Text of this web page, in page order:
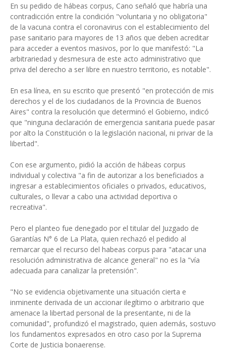
En su pedido de hábeas corpus, Cano señaló que habría una
contradicción entre la condición "voluntaria y no obligatoria"
de la vacuna contra el coronavirus con el establecimiento del
pase sanitario para mayores de 13 años que deben acreditar
para acceder a eventos masivos, por lo que manifestó: "La
arbitrariedad y desmesura de este acto administrativo que
priva del derecho a ser libre en nuestro territorio, es notable".
En esa línea, en su escrito que presentó "en protección de mis
derechos y el de los ciudadanos de la Provincia de Buenos
Aires" contra la resolución que determinó el Gobierno, indicó
que "ninguna declaración de emergencia sanitaria puede pasar
por alto la Constitución o la legislación nacional, ni privar de la
libertad".
Con ese argumento, pidió la acción de hábeas corpus
individual y colectiva "a fin de autorizar a los beneficiados a
ingresar a establecimientos oficiales o privados, educativos,
culturales, o llevar a cabo una actividad deportiva o
recreativa".
Pero el planteo fue denegado por el titular del Juzgado de
Garantías N° 6 de La Plata, quien rechazó el pedido al
remarcar que el recurso del habeas corpus para "atacar una
resolución administrativa de alcance general" no es la "vía
adecuada para canalizar la pretensión".
"No se evidencia objetivamente una situación cierta e
inminente derivada de un accionar ilegítimo o arbitrario que
amenace la libertad personal de la presentante, ni de la
comunidad", profundizó el magistrado, quien además, sostuvo
los fundamentos expresados en otro caso por la Suprema
Corte de Justicia bonaerense.